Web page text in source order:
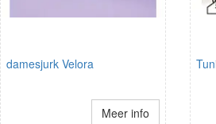
damesjurk Velora
Meer info